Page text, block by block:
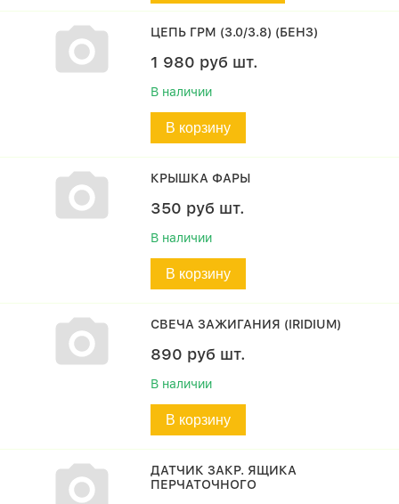
ЦЕПЬ ГРМ (3.0/3.8) (БЕНЗ)
1 980 руб шт.
В наличии
В корзину
КРЫШКА ФАРЫ
350 руб шт.
В наличии
В корзину
СВЕЧА ЗАЖИГАНИЯ (IRIDIUM)
890 руб шт.
В наличии
В корзину
ДАТЧИК ЗАКР. ЯЩИКА
ПЕРЧАТОЧНОГО